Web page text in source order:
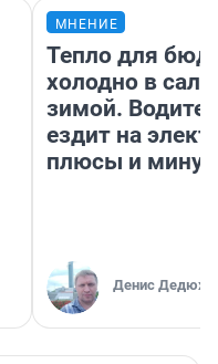
МНЕНИЕ
Тепло для
холодно в
зимой.
ездит на
плюсы и
Денис